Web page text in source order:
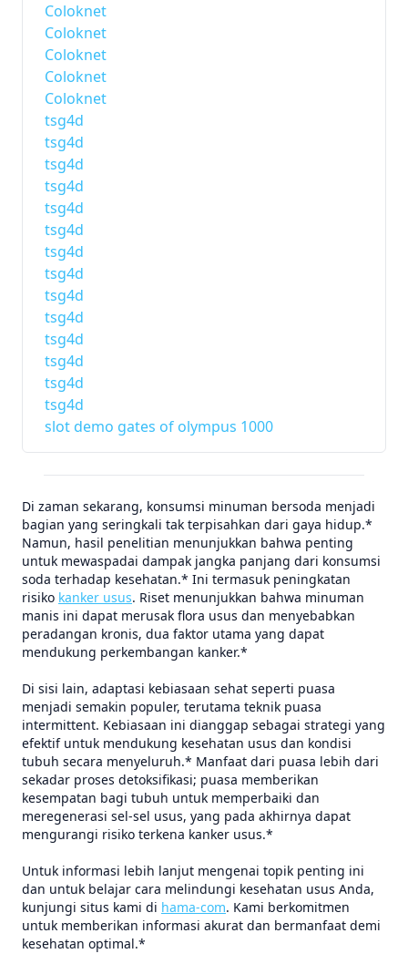
Coloknet
Coloknet
Coloknet
Coloknet
Coloknet
tsg4d
tsg4d
tsg4d
tsg4d
tsg4d
tsg4d
tsg4d
tsg4d
tsg4d
tsg4d
tsg4d
tsg4d
tsg4d
tsg4d
slot demo gates of olympus 1000
Di zaman sekarang, konsumsi minuman bersoda menjadi
bagian yang seringkali tak terpisahkan dari gaya hidup.*
Namun, hasil penelitian menunjukkan bahwa penting
untuk mewaspadai dampak jangka panjang dari konsumsi
soda terhadap kesehatan.* Ini termasuk peningkatan
risiko kanker usus. Riset menunjukkan bahwa minuman
manis ini dapat merusak flora usus dan menyebabkan
peradangan kronis, dua faktor utama yang dapat
mendukung perkembangan kanker.*
Di sisi lain, adaptasi kebiasaan sehat seperti puasa
menjadi semakin populer, terutama teknik puasa
intermittent. Kebiasaan ini dianggap sebagai strategi yang
efektif untuk mendukung kesehatan usus dan kondisi
tubuh secara menyeluruh.* Manfaat dari puasa lebih dari
sekadar proses detoksifikasi; puasa memberikan
kesempatan bagi tubuh untuk memperbaiki dan
meregenerasi sel-sel usus, yang pada akhirnya dapat
mengurangi risiko terkena kanker usus.*
Untuk informasi lebih lanjut mengenai topik penting ini
dan untuk belajar cara melindungi kesehatan usus Anda,
kunjungi situs kami di hama-com. Kami berkomitmen
untuk memberikan informasi akurat dan bermanfaat demi
kesehatan optimal.*